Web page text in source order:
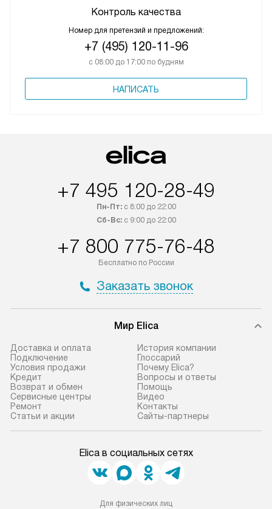
Контроль качества
Номер для претензий и предложений:
+7 (495) 120-11-96
с 08:00 до 17:00 по будням
НАПИСАТЬ
+7 495 120-28-49
Пн-Пт:с 8:00 до 22:00
Сб-Вс:с 9:00 до 22:00
+7 800 775-76-48
Бесплатно по России
Заказать звонок
Мир Elica
Доставка и оплата
Подключение
Условия продажи
Кредит
Возврат и обмен
Сервисные центры
Ремонт
Статьи и акции
История компании
Глоссарий
Почему Elica?
Вопросы и ответы
Помощь
Видео
Контакты
Сайты-партнеры
Elica в социальных сетях
Для физических лиц